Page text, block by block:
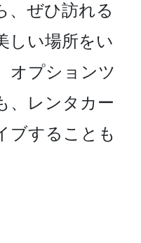
、ぜひ訪れる
しい場所をい
オプションツ
、レンタカー
ブすることも